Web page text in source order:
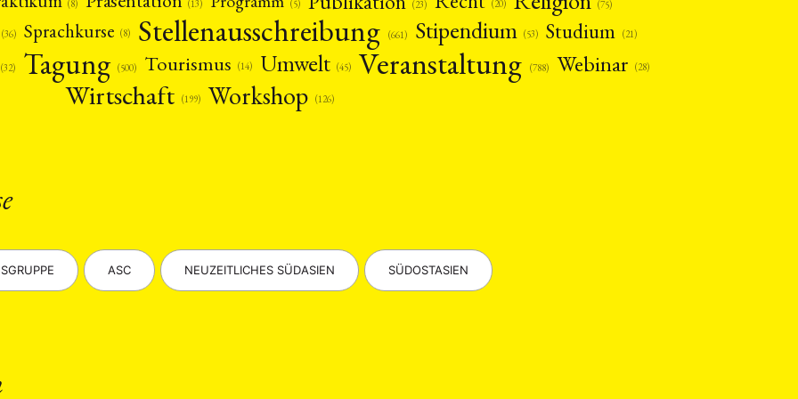
Mitgliedern Art (5) Auszeichnung Bericht
(8) (13) (5) (23) (20) (75)
(36) Sprachkurse (8) Stellenausschreibung (661) Stipendium (53) Studium (21)
(32) Tagung (500) Tourismus (14) Umwelt (45) Veranstaltung (788) Webinar (28)
Wirtschaft (199) Workshop (126)
ASC NEUZEITLICHES SÜDASIEN SÜDOSTASIEN